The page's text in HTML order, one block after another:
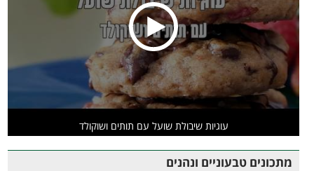
עוגיות שיבולת שועל עם תותים ושוקולד
מתכונים טבעוניים ונהנים